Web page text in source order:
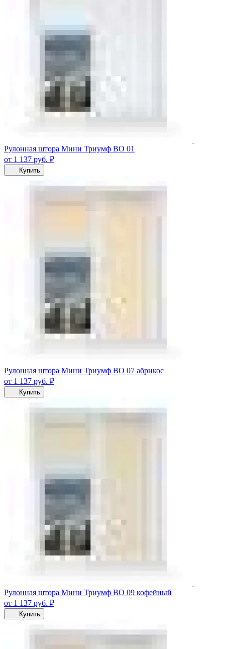
Рулонная штора Мини Триумф ВО 01
от 1 137 руб. ₽
Купить
Рулонная штора Мини Триумф ВО 07 абрикос
от 1 137 руб. ₽
Купить
Рулонная штора Мини Триумф ВО 09 кофейный
от 1 137 руб. ₽
Купить